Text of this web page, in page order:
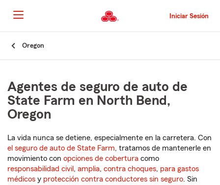
al
contenido
principal
Iniciar Sesión
Oregon
Agentes de seguro de auto de
State Farm en North Bend,
Oregon
La vida nunca se detiene, especialmente en la carretera. Con
el seguro de auto de State Farm, tratamos de mantenerle en
movimiento con opciones de cobertura como
responsabilidad civil , amplia, contra choques, para gastos
médicos y protección contra conductores sin seguro. Sin